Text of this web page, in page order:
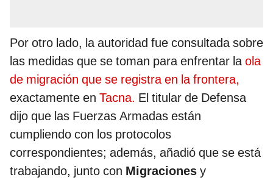
Por otro lado, la autoridad fue consultada sobre
las medidas que se toman para enfrentar laola
de migración que se registra en la frontera,
exactamente en Tacna. El titular de Defensa
dijo que las Fuerzas Armadas están
cumpliendo con los protocolos
correspondientes; además, añadió que se está
trabajando, junto con Migraciones y